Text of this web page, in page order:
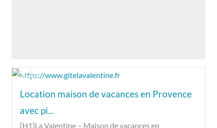
Location maison de vacances en Provence
avec pi...
[H1]La Valentine – Maison de vacances en
Ouvert